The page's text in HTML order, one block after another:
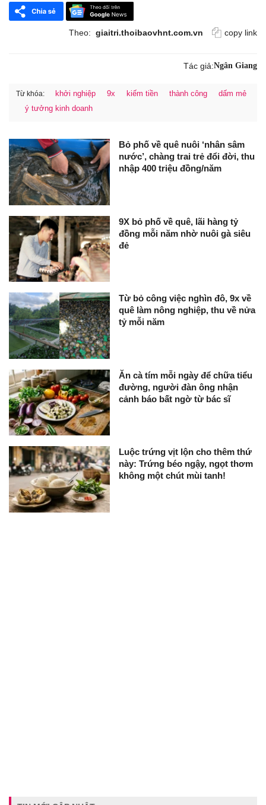
Theo: giaitri.thoibaovhnt.com.vn copy link
Tác giả:Ngân Giang
Từ khóa: khởi nghiệp 9x kiếm tiền thành công
dấm mẻ
ý tưởng kinh doanh
Bỏ phố về quê nuôi ‘nhân sâm
nước’, chàng trai trẻ đổi đời, thu
nhập 400 triệu đồng/năm
9X bỏ phố về quê, lãi hàng tỷ
đồng mỗi năm nhờ nuôi gà siêu
đẻ
Từ bỏ công việc nghìn đô, 9x về
quê làm nông nghiệp, thu về nửa
tỷ mỗi năm
Ăn cà tím mỗi ngày để chữa tiểu
đường, người đàn ông nhận
cảnh báo bất ngờ từ bác sĩ
Luộc trứng vịt lộn cho thêm thứ
này: Trứng béo ngậy, ngọt thơm
không một chút mùi tanh!